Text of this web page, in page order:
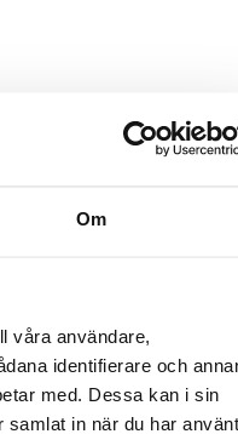
Om
våra användare,
identifierare och
med. Dessa kan i sin
samlat in när du har använt